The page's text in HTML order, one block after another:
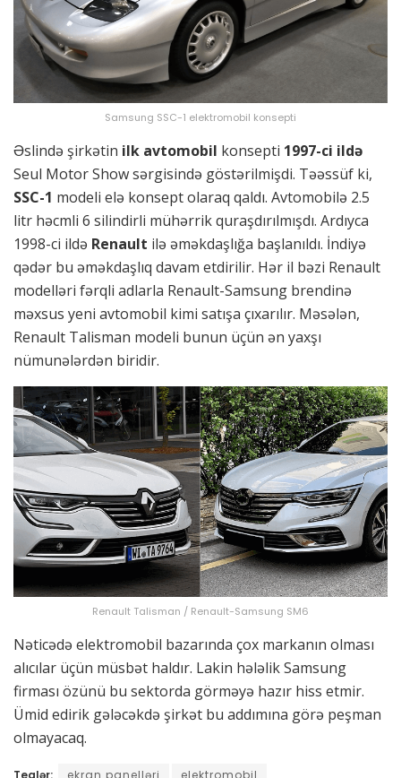
Samsung SSC-1 elektromobil konsepti
Əslində şirkətin ilk avtomobil konsepti 1997-ci ildə
Seul Motor Show sərgisində göstərilmişdi. Təəssüf ki,
SSC-1 modeli elə konsept olaraq qaldı. Avtomobilə 2.5
litr həcmli 6 silindirli mühərrik quraşdırılmışdı. Ardıyca
1998-ci ildə Renault ilə əməkdaşlığa başlanıldı. İndiyə
qədər bu əməkdaşlıq davam etdirilir. Hər il bəzi Renault
modelləri fərqli adlarla Renault-Samsung brendinə
məxsus yeni avtomobil kimi satışa çıxarılır. Məsələn,
Renault Talisman modeli bunun üçün ən yaxşı
nümunələrdən biridir.
Renault Talisman / Renault-Samsung SM6
Nəticədə elektromobil bazarında çox markanın olması
alıcılar üçün müsbət haldır. Lakin hələlik Samsung
firması özünü bu sektorda görməyə hazır hiss etmir.
Ümid edirik gələcəkdə şirkət bu addımına görə peşman
olmayacaq.